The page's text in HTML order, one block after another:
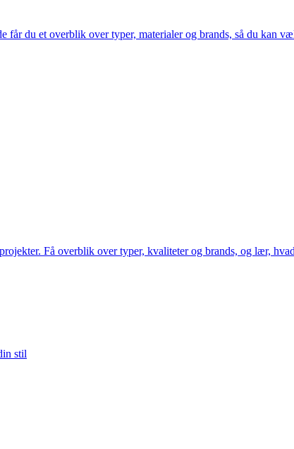
du et overblik over typer, materialer og brands, så du kan
Få overblik over typer, kvaliteter og brands, og lær,
stil